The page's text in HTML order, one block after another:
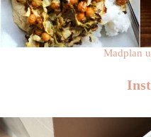
Madplan